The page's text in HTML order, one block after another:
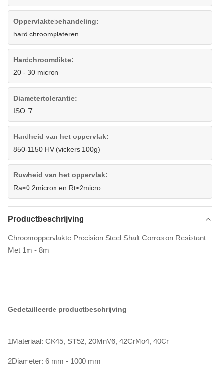
Oppervlaktebehandeling:
hard chroomplateren
Hardchroomdikte:
20 - 30 micron
Diametertolerantie:
ISO f7
Hardheid van het oppervlak:
850-1150 HV (vickers 100g)
Ruwheid van het oppervlak:
Ra≤0.2micron en Rt≤2micro
Productbeschrijving
Chroomoppervlakte Precision Steel Shaft Corrosion Resistant
Met 1m - 8m
Gedetailleerde productbeschrijving
1Materiaal: CK45, ST52, 20MnV6, 42CrMo4, 40Cr
2Diameter: 6 mm - 1000 mm